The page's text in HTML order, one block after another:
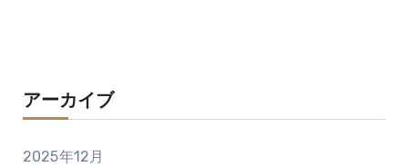
アーカイブ
2025年12月